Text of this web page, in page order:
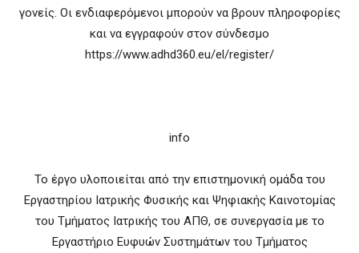
γονείς. Οι ενδιαφερόμενοι μπορούν να βρουν πληροφορίες
και να εγγραφούν στον σύνδεσμο
https://www.adhd360.eu/el/register/
info
Το έργο υλοποιείται από την επιστημονική ομάδα του
Εργαστηρίου Ιατρικής Φυσικής και Ψηφιακής Καινοτομίας
του Τμήματος Ιατρικής του ΑΠΘ, σε συνεργασία με το
Εργαστήριο Ευφυών Συστημάτων του Τμήματος